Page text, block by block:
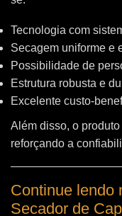
Tecnologia com
Secagem uniforme e
Possibilidade de
Estrutura robusta e
Excelente custo-
Além disso, o
reforçando a
Continue lendo
Secador de